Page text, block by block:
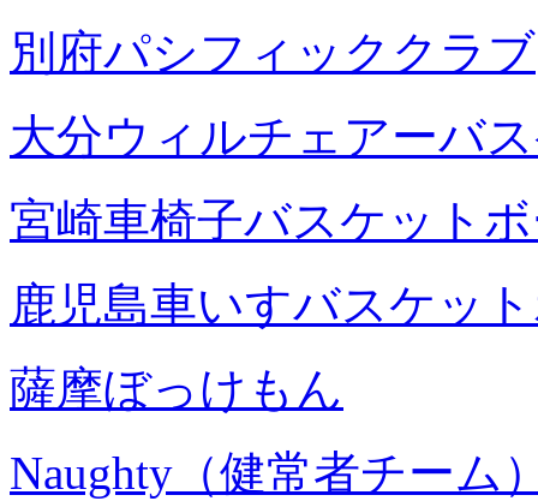
別府パシフィッククラブ
大分ウィルチェアーバ
宮崎車椅子バスケット
鹿児島車いすバスケッ
薩摩ぼっけもん
Naughty（健常者チーム